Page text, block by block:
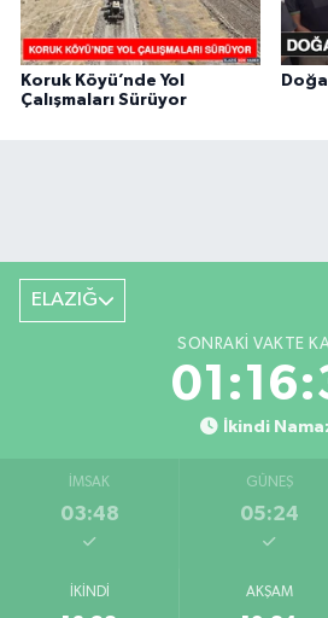
Koruk Köyü’nde Yol
Çalışmaları Sürüyor
ELAZIĞ
SONRAKI VAKTE
İkindi
İMSAK
03:48
GÜNEŞ
05:24
İKINDI AKŞAM